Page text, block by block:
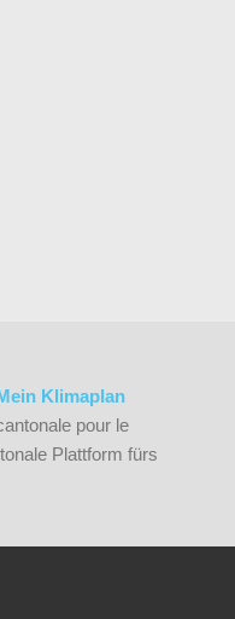
Klimaplan
pour le
Plattform fürs